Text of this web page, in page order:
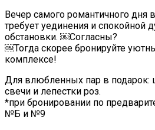
Вечер самого романтичного дня
требует уединения и спокойной
обстановки. ￼Согласны?
￼Тогда скорее бронируйте
комплексе!
Для влюбленных пар в подарок:
свечи и лепестки роз.
*при бронировании по
№Б и №9